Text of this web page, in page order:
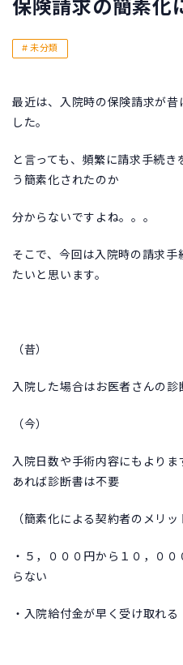
0120-11-2287
保険請求の簡素化
未分類
最近は、入院時の保険請求が
した。
と言っても、頻繁に請求手続
う簡素化されたのか
分からないですよね。。。
そこで、今回は入院時の請求
たいと思います。
（昔）
入院した場合はお医者さんの診
（今）
入院日数や手術内容にもより
あれば診断書は不要
（簡素化による契約者のメリッ
・５，０００円から１０，０
らない
・入院給付金が早く受け取れる